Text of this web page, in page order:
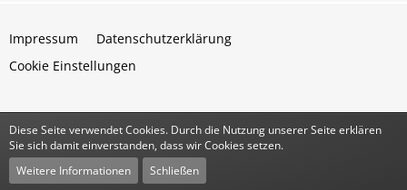
Impressum
Datenschutzerklärung
Cookie Einstellungen
Community-Software:WoltLab Suite™
Stil:Classicvon
Diese Seite verwendet Cookies. Durch die Nutzung unserer Seite erklären
Sie sich damit einverstanden, dass wir Cookies setzen.
Weitere Informationen
Schließen